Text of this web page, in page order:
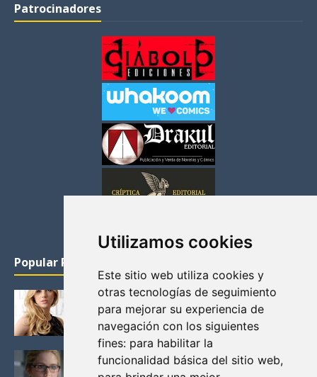
Utilizamos cookies
Este sitio web utiliza cookies y
otras tecnologías de seguimiento
para mejorar su experiencia de
navegación con los siguientes
fines: para habilitar la
funcionalidad básica del sitio web,
Patrocinadores
Popular Posts
KATHERYN WINNICK: LA ACTRIZ MAS GUAPA DE
VIKINGOS
Junio 14, 2013
FELICITY (EMILY BETT RICKARDS), LAS FOTOS
MAS BONITAS DE LA ALIADA DE ARROW